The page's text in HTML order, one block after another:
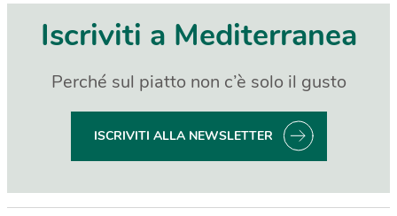
Iscriviti a Mediterranea
Perché sul piatto non c’è solo il gusto
ISCRIVITI ALLA NEWSLETTER